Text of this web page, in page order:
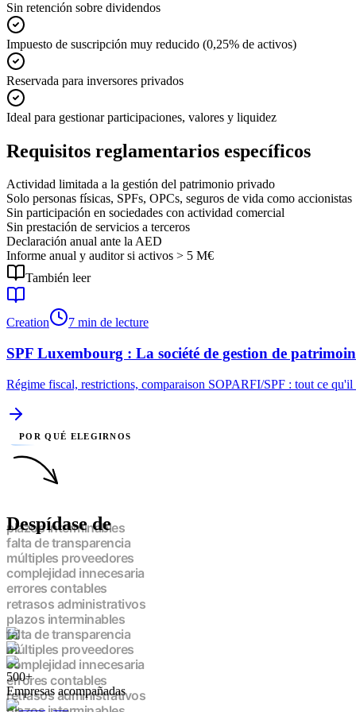
Sin retención sobre dividendos
Impuesto de suscripción muy reducido (0,25% de activos)
Reservada para inversores privados
Ideal para gestionar participaciones, valores y liquidez
Requisitos reglamentarios específicos
Actividad limitada a la gestión del patrimonio privado
Solo personas físicas, SPFs, OPCs, seguros de vida como accionistas
Sin participación en sociedades con actividad comercial
Sin prestación de servicios a terceros
Declaración anual ante la AED
Informe anual y auditor si activos > 5 M€
También leer
Creation 7 min de lecture
SPF Luxembourg : La société de gestion de
Régime fiscal, restrictions, comparaison SOPARFI/SPF : tout ce
POR QUÉ ELEGIRNOS
Despídase de
plazos interminables
falta de transparencia
múltiples proveedores
complejidad innecesaria
errores contables
retrasos administrativos
plazos interminables
falta de transparencia
múltiples proveedores
complejidad innecesaria
errores contables
retrasos administrativos
500+
Empresas acompañadas